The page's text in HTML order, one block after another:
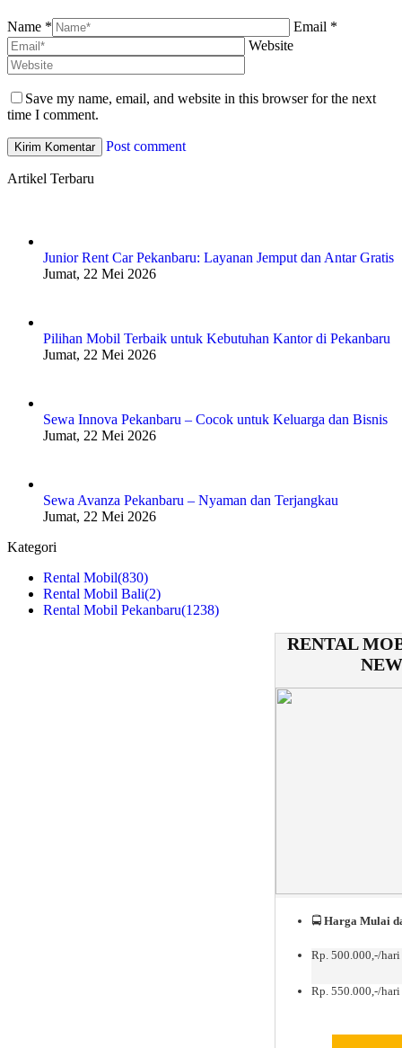
Name *
Email *
Website
Save my name, email, and website in this browser for the next
time I comment.
Post comment
Artikel Terbaru
Junior Rent Car Pekanbaru: Layanan Jemput dan Antar Gratis
Jumat, 22 Mei 2026
Pilihan Mobil Terbaik untuk Kebutuhan Kantor di Pekanbaru
Jumat, 22 Mei 2026
Sewa Innova Pekanbaru – Cocok untuk Keluarga dan Bisnis
Jumat, 22 Mei 2026
Sewa Avanza Pekanbaru – Nyaman dan Terjangkau
Jumat, 22 Mei 2026
Kategori
Rental Mobil(830)
Rental Mobil Bali(2)
Rental Mobil Pekanbaru(1238)
RENTAL
🚍 Harga Mulai
Rp. 500.000,-/
Rp. 550.000,-/